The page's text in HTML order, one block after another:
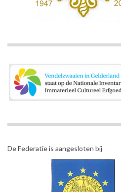
De Federatie is aangesloten bij